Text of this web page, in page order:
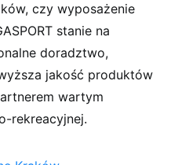
czy wyposażenie
stanie na
doradztwo,
jakość produktów
wartym
rekreacyjnej.